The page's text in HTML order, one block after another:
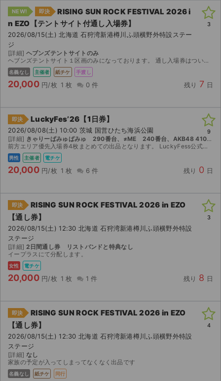
NEW! 即決
RISING SUN ROCK FESTIVAL 2026 i
n EZO【テントサイト付通し⼊場券】
2026/08/15(土) 北海道 石狩湾新港樽川ふ頭横野外特設ステー
ジ
[詳細] ヘブンズテントサイトのみ
ヘブンズテントサイト１区画のみになっております。 通し入場券はついておりません テントサイトの場所抽選は済ませてしまいましたので、10日以降のお知らせとなりますが、サンステージ前を希望しました...
名義なし 主催者 紙チケ 手渡し
20,000 円/枚 1 枚 0 件 残り 7 日
3
即決 LuckyFes’26【1日券】
2026/08/08(土) 10:00 茨城 国営ひたち海浜公園
[詳細] きゃりーぱみゅぱみゅ 290番台、≠ME 240番台、AKB48 410番台、新しい学校のリーダーズ 200番台
前方エリア優先入場券4枚まとめての出品となります。 LuckyFess公式アプリの分配にて分配します。
男性 主催者 電チケ
20,000 円/枚 1 枚 6 件 残り 0 日
9
即決
RISING SUN ROCK FESTIVAL 2026 in EZO
【通し券】
2026/08/15(土) 12:30 北海道 石狩湾新港樽川ふ頭横野外特設
ステージ
[詳細] 2日間通し券 リストバンドと特典なし
イープラスにて分配します。
女性 電チケ
20,000 円/枚 1 枚 1 件 残り 8 日
3
即決
RISING SUN ROCK FESTIVAL 2026 in EZO
【通し券】
2026/08/15(土) 12:30 北海道 石狩湾新港樽川ふ頭横野外特設
ステージ
[詳細] なし
家族の予定が入ってしまってなくなく出品です
名義なし 紙チケ 同行
4